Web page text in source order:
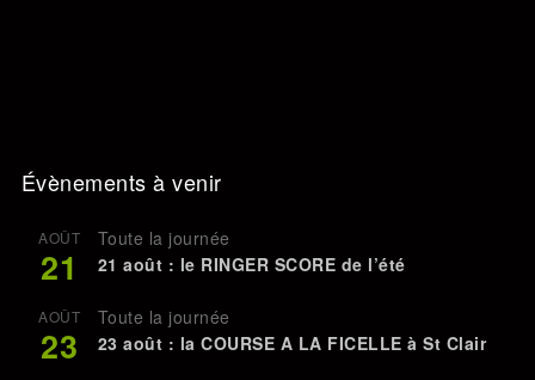
Évènements à venir
AOÛT
21
Toute la journée
21 août : le RINGER SCORE de l’été
AOÛT
23
Toute la journée
23 août : la COURSE A LA FICELLE à St Clair